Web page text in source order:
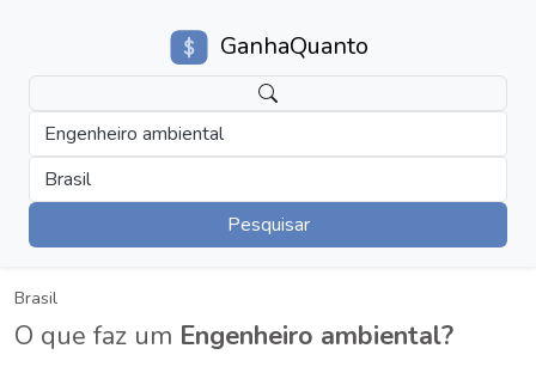
GanhaQuanto
Engenheiro ambiental
Brasil
Pesquisar
Brasil
O que faz um Engenheiro ambiental?